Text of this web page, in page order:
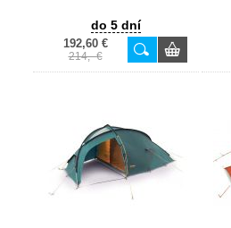
do 5 dní
192,60 €
214,- €